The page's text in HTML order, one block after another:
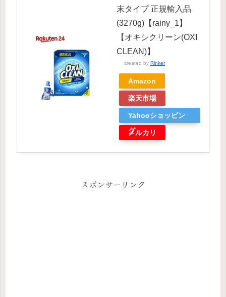
末タイプ 正規輸入品
(3270g)【rainy_1】
【オキシクリーン(OXI
CLEAN)】
created by Rinker
Amazon
楽天市場
Yahooショッピン
グ
メルカリ
スポンサーリンク